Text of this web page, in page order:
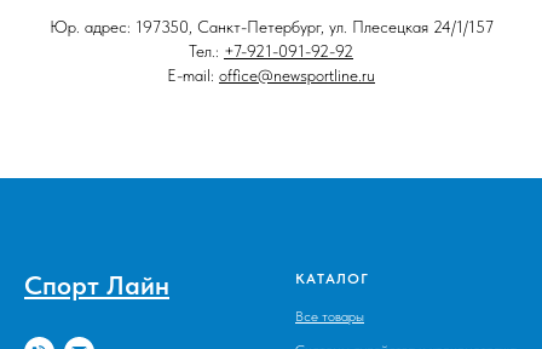
Юр. адрес: 197350, Санкт-Петербург, ул. Плесецкая 24/1/157
Тел.: +7-921-091-92-92
E-mail: office@newsportline.ru
Спорт Лайн КАТАЛОГ
Все товары